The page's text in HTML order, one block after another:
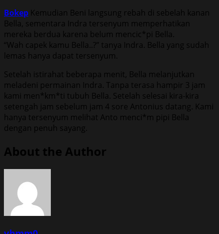
Bokep Kemudian Beni langsung rebah di sebelah kanan
Bella, sementara Indra tersenyum memperhatikan
mereka berdua karena belum mencic*pi Bella.
“Wah capek kamu Bella..?” tanya Indra. Bella yang sudah
lemas hanya dapat tersenyum.
Setelah istirahat beberapa menit, Bella melanjutkan
meladeni permainan Indra. Tanpa terasa hampir 3 jam
kami men*km*ti tubuh Bella. Setelah selesai kira-kira
setengah jam sebelum jam 4 sore Antonius datang. Kami
hanya tersenyum melihat Anto menci*m pipi Bella
dengan penuh sayang.
About the Author